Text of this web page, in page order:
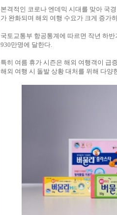
본격적인 코로나 엔데믹 시대를 맞아 국
가 완화되며 해외 여행 수요가 크게 증가
국토교통부 항공통계에 따르면 작년 하
930만명에 달한다.
특히 여름 휴가 시즌은 해외 여행객이 급
해외 여행 시 돌발 상황 대처를 위해 다양